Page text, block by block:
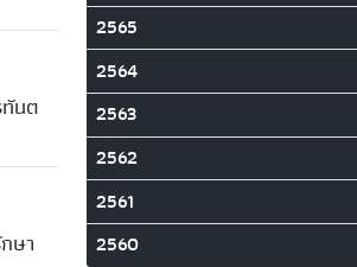
นต
ษา
2565
2564
2563
2562
2561
2560